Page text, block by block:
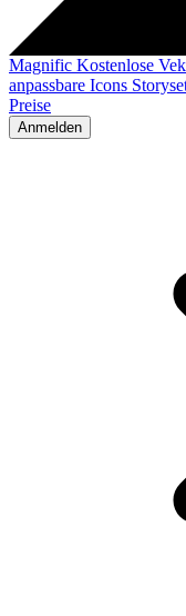
Magnific Kostenlose
anpassbare Icons
Preise
Anmelden